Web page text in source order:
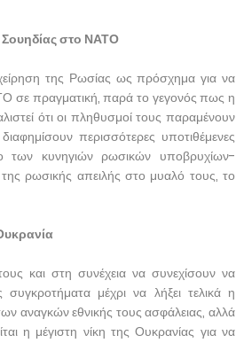
Σουηδίας στο ΝΑΤΟ
της Ρωσίας ως πρόσχημα για να
σε πραγματική, παρά το γεγονός πως η
ότι οι πληθυσμοί τους παραμένουν
περισσότερες υποτιθέμενες
των κυνηγιών ρωσικών υποβρυχίων-
ρωσικής απειλής στο μυαλό τους, το
και στη συνέχεια να συνεχίσουν να
μέχρι να λήξει τελικά η
αναγκών εθνικής τους ασφάλειας, αλλά
η μέγιστη νίκη της Ουκρανίας για να